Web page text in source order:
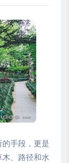
手段，更是
、路径和水